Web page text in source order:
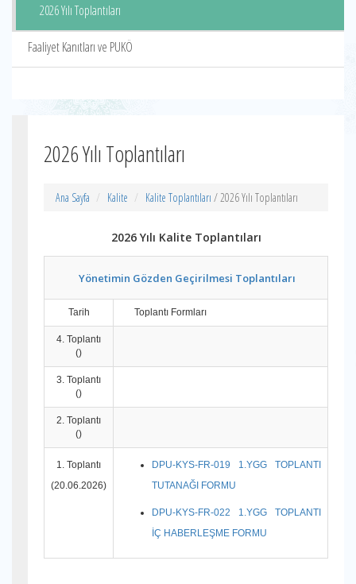
2026 Yılı Toplantıları
Faaliyet Kanıtları ve PUKÖ
2026 Yılı Toplantıları
Ana Sayfa Kalite Kalite Toplantıları / 2026 Yılı Toplantıları
2026 Yılı Kalite Toplantıları
Yönetimin Gözden Geçirilmesi Toplantıları
Tarih Toplantı Formları
4. Toplantı
()
3. Toplantı
()
2. Toplantı
()
1. Toplantı
(20.06.2026)
DPU-KYS-FR-019 1.YGG TOPLANTI
TUTANAĞI FORMU
DPU-KYS-FR-022 1.YGG TOPLANTI
İÇ HABERLEŞME FORMU